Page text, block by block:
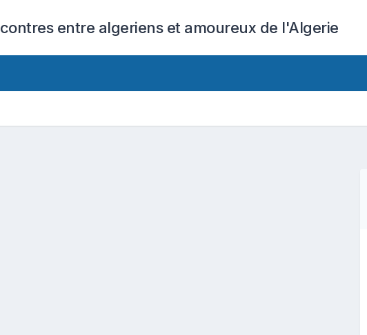
entre algeriens et amoureux de l'Algerie